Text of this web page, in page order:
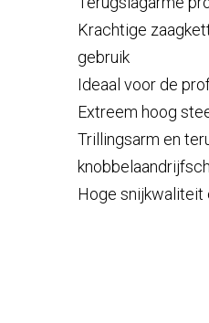
Krachtige
gebruik
Ideaal voor de
Extreem hoog
Trillingsarm en
Hoge snijkwaliteit